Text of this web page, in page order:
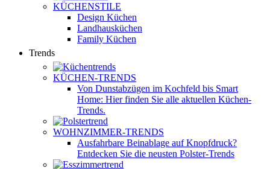
KÜCHENSTILE
Design Küchen
Landhausküchen
Family Küchen
Trends
KÜCHEN-TRENDS
Von Dunstabzügen im Kochfeld bis Smart
Home: Hier finden Sie alle aktuellen Küchen-
Trends.
WOHNZIMMER-TRENDS
Ausfahrbare Beinablage auf Knopfdruck?
Entdecken Sie die neusten Polster-Trends